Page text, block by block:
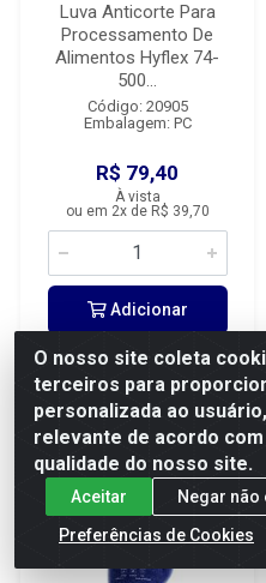
Luva Anticorte Para
Processamento De
Alimentos Hyflex 74-
500...
Código: 20905
Embalagem: PC
R$ 79,40
À vista
ou em 2x de R$ 39,70
Adicionar
O nosso site coleta
terceiros para
personalizada ao
relevante de acordo
qualidade do nosso site.
Aceitar
Negar não
Preferências de Cookies